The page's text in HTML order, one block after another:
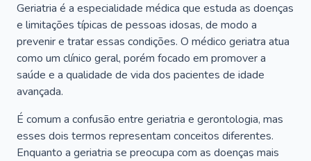
Geriatria é a especialidade médica que estuda as doenças
e limitações típicas de pessoas idosas, de modo a
prevenir e tratar essas condições. O médico geriatra atua
como um clínico geral, porém focado em promover a
saúde e a qualidade de vida dos pacientes de idade
avançada.
É comum a confusão entre geriatria e gerontologia, mas
esses dois termos representam conceitos diferentes.
Enquanto a geriatria se preocupa com as doenças mais